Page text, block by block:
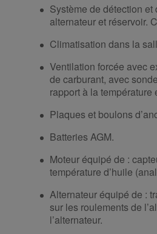
Système de détection et
alternateur et réservoir.
Climatisation dans la
Ventilation forcée avec
de carburant, avec
rapport à la température
Plaques et boulons
Batteries AGM.
Moteur équipé de :
température d’huile
Alternateur équipé de :
sur les roulements de
l’alternateur.